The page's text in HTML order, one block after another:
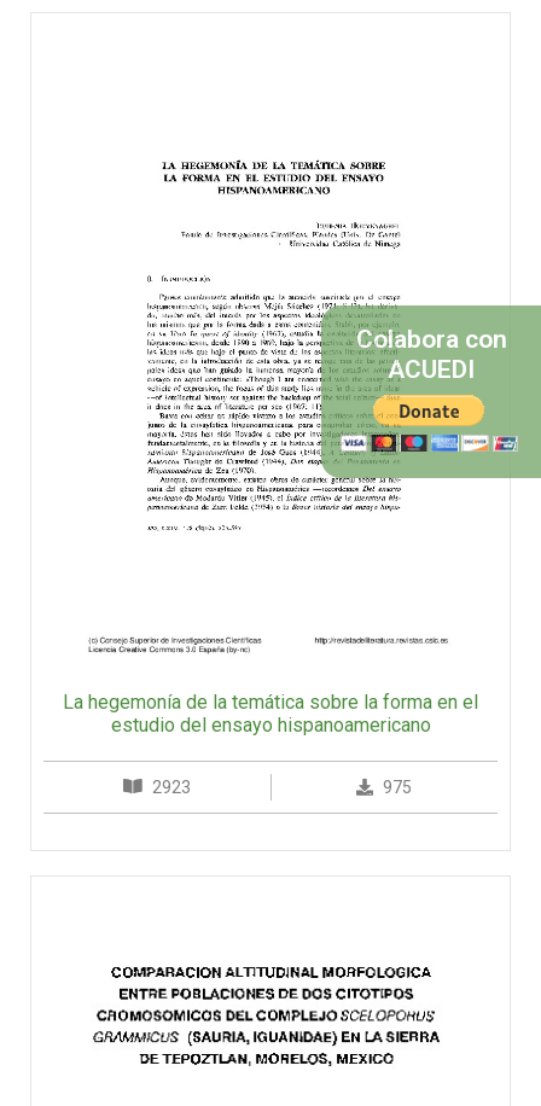
La hegemonía de la temática sobre la forma en el
estudio del ensayo hispanoamericano
2923 975
Colabora con
ACUEDI